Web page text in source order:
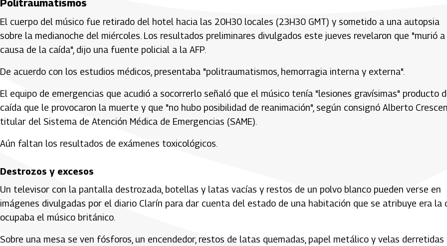
Politraumatismos
El cuerpo del músico fue retirado del hotel hacia las 20H30 locales (23H30 GMT) y sometido a una autopsia
sobre la medianoche del miércoles. Los resultados preliminares divulgados este jueves revelaron que "murió a
causa de la caída", dijo una fuente policial a la AFP.
De acuerdo con los estudios médicos, presentaba "politraumatismos, hemorragia interna y externa".
El equipo de emergencias que acudió a socorrerlo señaló que el músico tenía "lesiones gravísimas" producto
caída que le provocaron la muerte y que "no hubo posibilidad de reanimación", según consignó Alberto
titular del Sistema de Atención Médica de Emergencias (SAME).
Aún faltan los resultados de exámenes toxicológicos.
Destrozos y excesos
Un televisor con la pantalla destrozada, botellas y latas vacías y restos de un polvo blanco pueden verse en
imágenes divulgadas por el diario Clarín para dar cuenta del estado de una habitación que se atribuye era la
ocupaba el músico británico.
Sobre una mesa se ven fósforos, un encendedor, restos de latas quemadas, papel metálico y velas derretidas